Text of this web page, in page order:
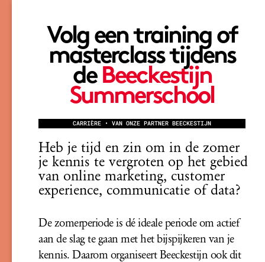
Volg een training of
masterclass tijdens
de Beeckestijn
Summerschool
CARRIÈRE • VAN ONZE PARTNER BEECKESTIJN
Heb je tijd en zin om in de zomer
je kennis te vergroten op het gebied
van online marketing, customer
experience, communicatie of data?
De zomerperiode is dé ideale periode om actief
aan de slag te gaan met het bijspijkeren van je
kennis. Daarom organiseert Beeckestijn ook dit